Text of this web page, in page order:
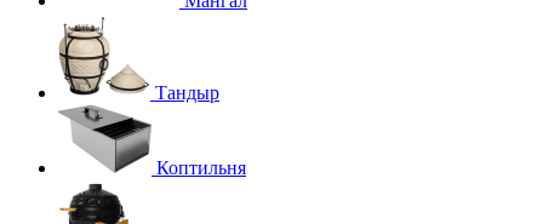
Тандыр
Коптильня